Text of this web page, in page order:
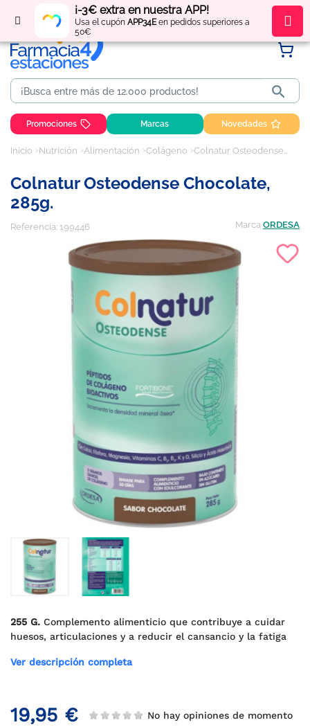
¡-3€ extra en nuestra APP!
Usa el cupón APP34Een pedidos superiores a
50€
Regístratey obténpuntos por tus compras

Promociones Marcas Novedades
Inicio Nutrición Alimentación Colágeno Colnatur Osteodense Chocolate, 285g.
Colnatur Osteodense Chocolate,
285g.
Referencia: 199446 Marca ORDESA
255 G. Complemento alimenticio que contribuye a cuidar
huesos, articulaciones y a reducir el cansancio y la fatiga
Ver descripción completa
19,95 € No hay opiniones de momento